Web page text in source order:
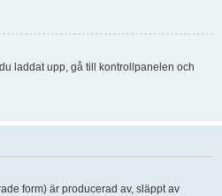
laddat upp, gå till kontrollpanelen och
form) är producerad av, släppt av